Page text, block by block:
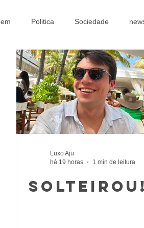
Politica Sociedade
Luxo Aju
há 19 horas
1 min de leitura